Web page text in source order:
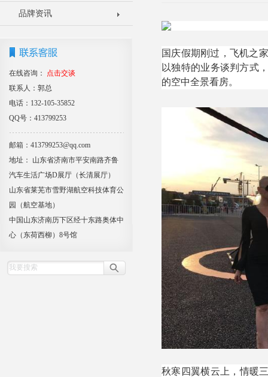
品牌资讯
在线咨询：
点击交谈
联系人：郭总
电话：132-105-35852
QQ号：413799253
邮箱：413799253@qq.com
地址： 山东省济南市平安南路齐鲁
汽车生活广场D展厅（长清展厅）
山东省莱芜市雪野湖航空科技体育公
园（航空基地）
中国山东济南历下区经十东路奥体中
心（东荷西柳）8号馆
国庆假期刚过，飞机之
以独特的业务谈判方式
的空中全景看房。
秋寒四翼横云上，情暖